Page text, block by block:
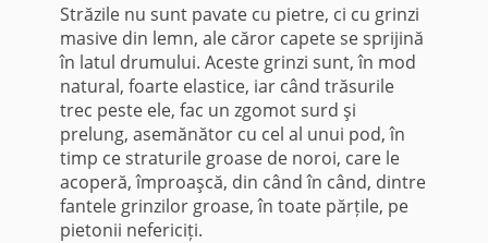
Străzile nu sunt pavate cu pietre, ci cu grinzi
masive din lemn, ale căror capete se sprijină
în latul drumului. Aceste grinzi sunt, în mod
natural, foarte elastice, iar când trăsurile
trec peste ele, fac un zgomot surd şi
prelung, asemănător cu cel al unui pod, în
timp ce straturile groase de noroi, care le
acoperă, împroaşcă, din când în când, dintre
fantele grinzilor groase, în toate părțile, pe
pietonii nefericiți.